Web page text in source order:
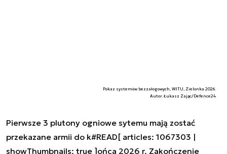
Pokaz systemów bezzałogowych, WITU, Zielonka 2026.
Autor. Łukasz Zając/Defence24
Pierwsze 3 plutony ogniowe sytemu mają zostać
przekazane armii do k#READ[ articles: 1067303 |
showThumbnails: true ]ońca 2026 r. Zakończenie